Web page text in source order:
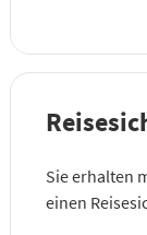
Sie erhalten
einen